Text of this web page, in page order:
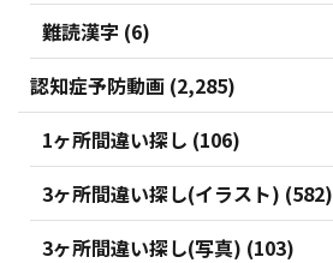
難読漢字 (6)
認知症予防動画 (2,285)
1ヶ所間違い探し (106)
3ヶ所間違い探し(イラスト) (582)
3ヶ所間違い探し(写真) (103)